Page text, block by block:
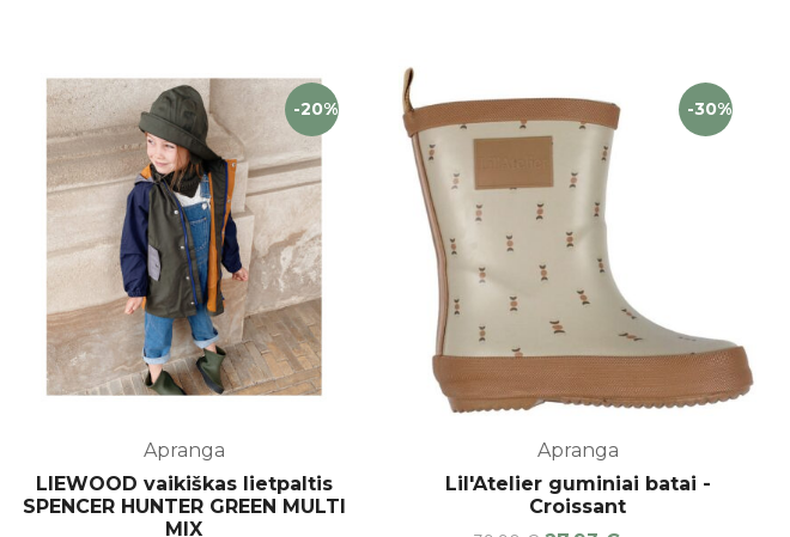
-20%
Apranga
LIEWOOD vaikiškas lietpaltis
SPENCER HUNTER GREEN MULTI
MIX
-30%
Apranga
Lil'Atelier guminiai batai -
Croissant